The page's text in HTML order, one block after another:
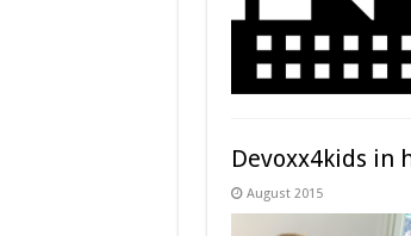
Devoxx4kids in
August 2015